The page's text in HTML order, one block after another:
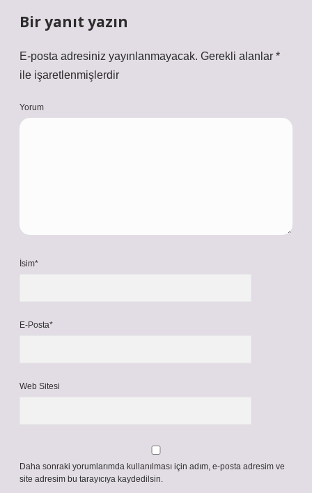
Bir yanıt yazın
E-posta adresiniz yayınlanmayacak. Gerekli alanlar *
ile işaretlenmişlerdir
Yorum
İsim*
E-Posta*
Web Sitesi
Daha sonraki yorumlarımda kullanılması için adım, e-posta adresim ve
site adresim bu tarayıcıya kaydedilsin.